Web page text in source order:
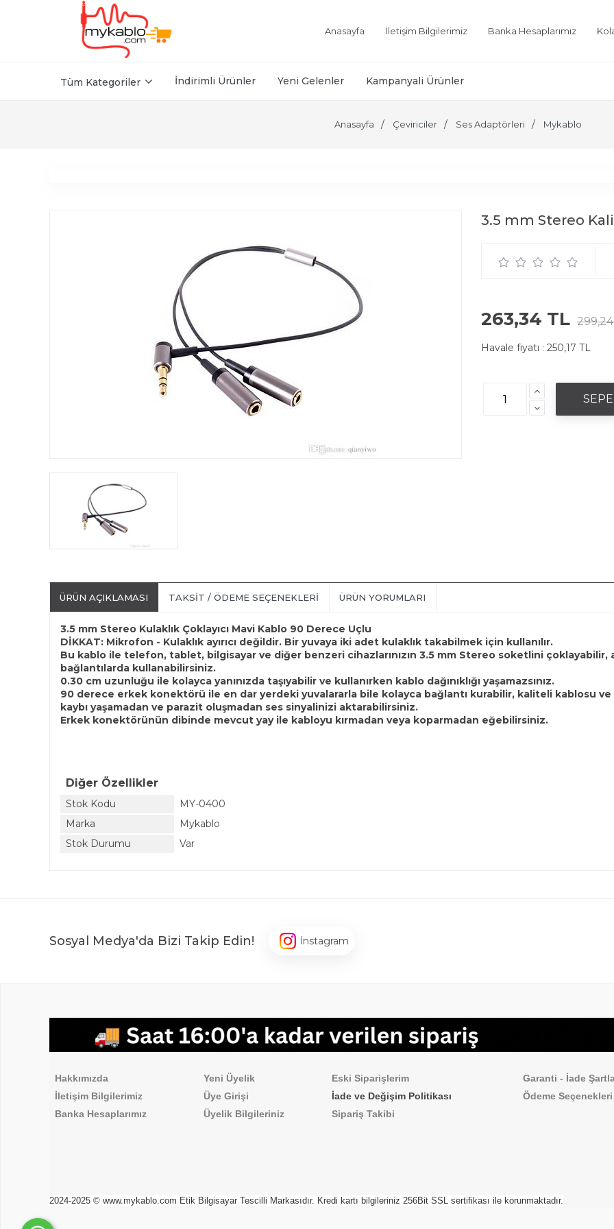
Anasayfa İletişim Bilgilerimiz Banka Hesaplarımız
Tüm Kategoriler İndirimli Ürünler Yeni Gelenler Kampanyali Ürünler
Anasayfa Çeviriciler Ses Adaptörleri Mykablo
3.5 mm Stereo
263,34 TL
Havale fiyatı : 250,17 TL
ÜRÜN AÇIKLAMASI TAKSIT / ÖDEME SEÇENEKLERI ÜRÜN YORUMLARI
3.5 mm Stereo Kulaklık Çoklayıcı Mavi Kablo 90 Derece Uçlu
DİKKAT: Mikrofon - Kulaklık ayırıcı değildir. Bir yuvaya iki adet kulaklık takabilmek için kullanılır.
Bu kablo ile telefon, tablet, bilgisayar ve diğer benzeri cihazlarınızın 3.5 mm Stereo soketlini çoklayabilir,
bağlantılarda kullanabilirsiniz.
0.30 cm uzunluğu ile kolayca yanınızda taşıyabilir ve kullanırken kablo dağınıklığı yaşamazsınız.
90 derece erkek konektörü ile en dar yerdeki yuvalararla bile kolayca bağlantı kurabilir, kaliteli kablosu
kaybı yaşamadan ve parazit oluşmadan ses sinyalinizi aktarabilirsiniz.
Erkek konektörünün dibinde mevcut yay ile kabloyu kırmadan veya koparmadan eğebilirsiniz.
Diğer Özellikler
Stok Kodu
MY-0400
Marka
Mykablo
Stok Durumu
Var
Sosyal Medya'da Bizi Takip Edin! İnstagram
Hakkımızda Sipariş İşlemleri
Hakkımızda Yeni Üyelik Eski Siparişlerim
Garanti - İade
İletişim Bilgilerimiz
Üye Girişi İade ve Değişim Politikası Ödeme Seçenekleri
Banka Hesaplarımız
Üyelik Bilgileriniz Sipariş Takibi
2024-2025 © www.mykablo.com Etik Bilgisayar Tescilli Markasıdır. Kredi kartı bilgileriniz 256Bit SSL sertifikası ile korunmaktadır.